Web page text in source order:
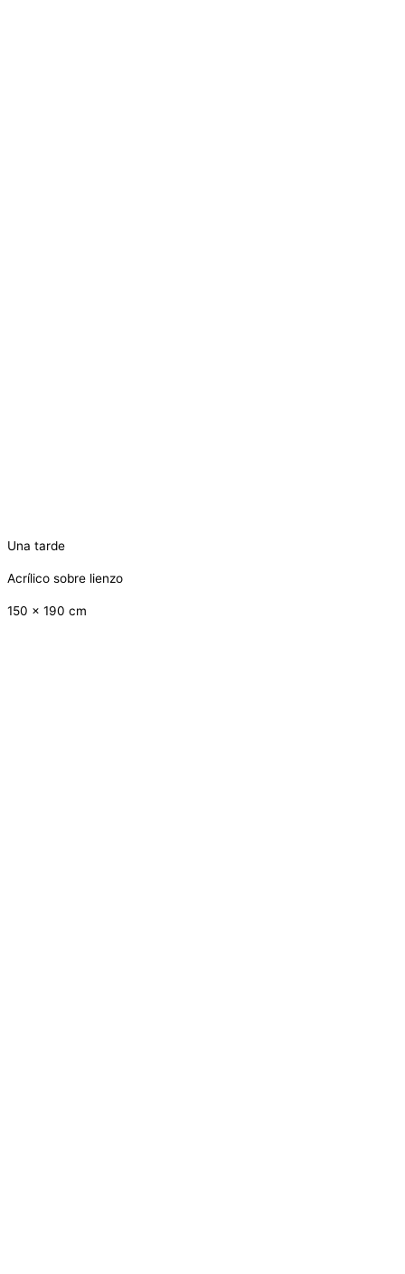
Una tarde
Acrílico sobre lienzo
150 x 190 cm